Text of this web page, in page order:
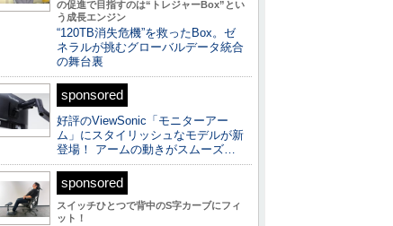
の促進で目指すのは“トレジャーBox”とい
う成長エンジン
“120TB消失危機”を救ったBox。ゼ
ネラルが挑むグローバルデータ統合
の舞台裏
sponsored
好評のViewSonic「モニターアー
ム」にスタイリッシュなモデルが新
登場！ アームの動きがスムーズ…
sponsored
スイッチひとつで背中のS字カーブにフィ
ット！